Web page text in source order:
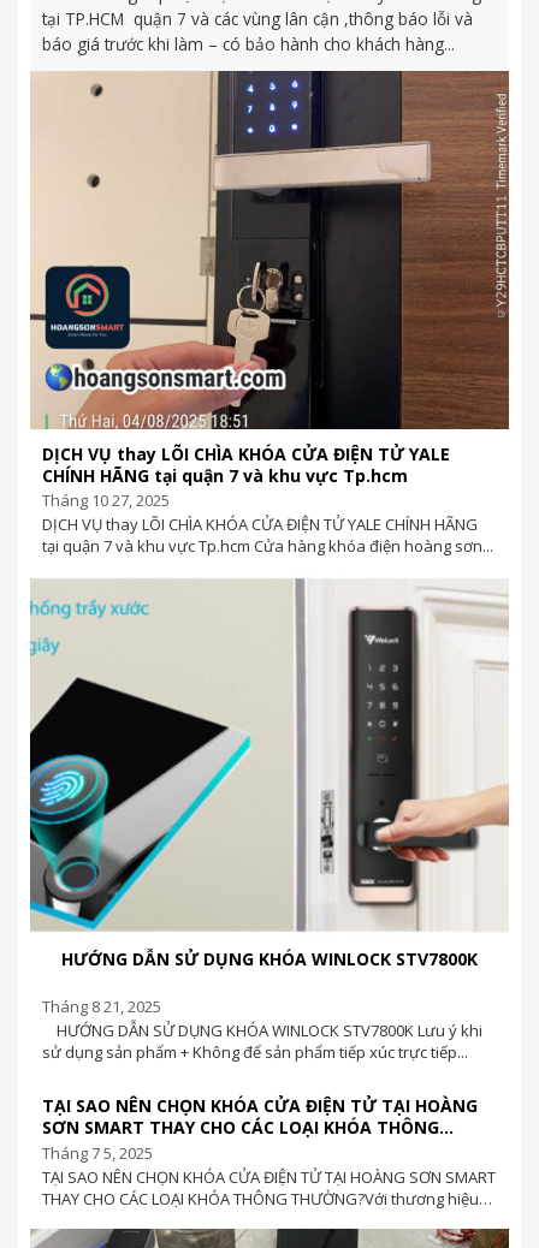
báo giá trước khi làm – có bảo hành cho khách hàng...
DỊCH VỤ thay LÕI CHÌA KHÓA CỬA ĐIỆN TỬ YALE
CHÍNH HÃNG tại quận 7 và khu vực Tp.hcm
Tháng 10 27, 2025
DỊCH VỤ thay LÕI CHÌA KHÓA CỬA ĐIỆN TỬ YALE CHÍNH HÃNG
tại quận 7 và khu vực Tp.hcm Cửa hàng khóa điện hoàng sơn...
HƯỚNG DẪN SỬ DỤNG KHÓA WINLOCK STV7800K
Tháng 8 21, 2025
sử dụng sản phẩm + Không để sản phẩm tiếp xúc trực tiếp...
TẠI SAO NÊN CHỌN KHÓA CỬA ĐIỆN TỬ TẠI HOÀNG
THƯỜNG
Tháng 7 5, 2025
TẠI SAO NÊN CHỌN KHÓA CỬA ĐIỆN TỬ TẠI HOÀNG SƠN SMART
THAY CHO CÁC LOẠI KHÓA THÔNG THƯỜNG?Với thương hiệu
HOANGSONSMART, chúng tôi cam...